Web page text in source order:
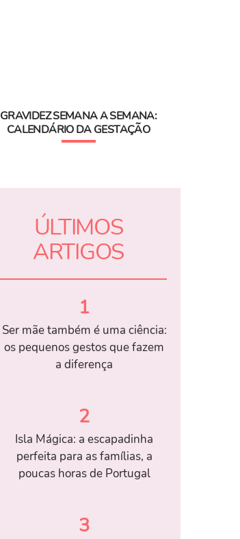
GRAVIDEZ SEMANA A SEMANA:
CALENDÁRIO DA GESTAÇÃO
ÚLTIMOS
ARTIGOS
1
Ser mãe também é uma ciência:
os pequenos gestos que fazem
a diferença
2
Isla Mágica: a escapadinha
perfeita para as famílias, a
poucas horas de Portugal
3